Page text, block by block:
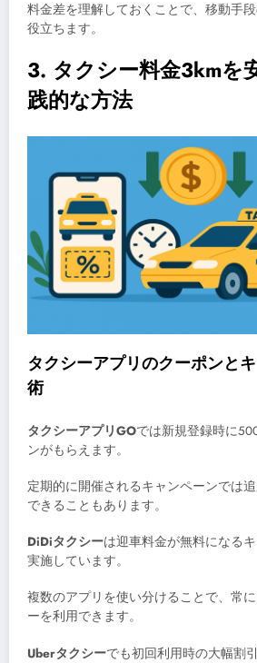
料金差を理解しておくことで、移動手
役立ちます。
3. タクシー料金3kmを
践的な方法
タクシーアプリのクーポンと
術
タクシーアプリGOでは新規登録時に
ンがもらえます。
定期的に開催されるキャンペーンでは
できることもあります。
DiDiタクシーは迎車料金が無料になる
実施しています。
複数のアプリを使い分けることで、常
ーを利用できます。
Uberタクシーでも初回利用時の大幅割